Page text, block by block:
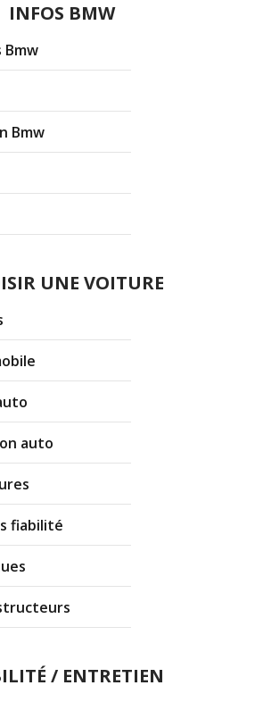
INFOS BMW
Bmw
Bmw
UNE VOITURE
auto
fiabilité
/ ENTRETIEN